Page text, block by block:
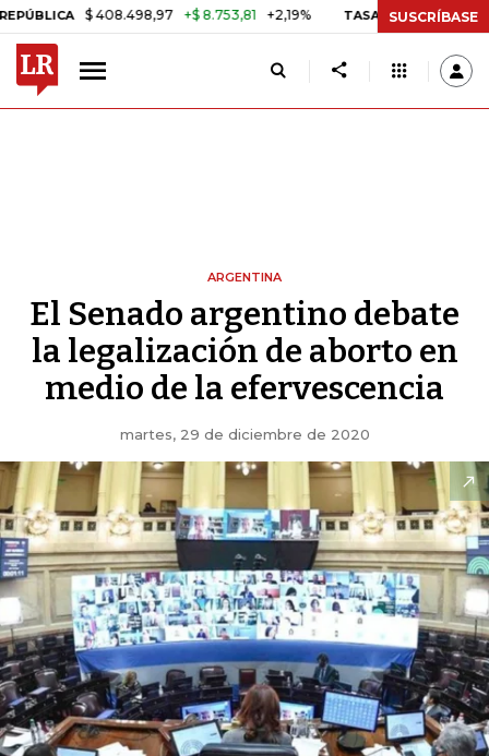
$ 408.498,97 +$ 8.753,81 +2,19% TASA DE USURA CRÉDITO
SUSCRÍBASE
ARGENTINA
El Senado argentino debate
la legalización de aborto en
medio de la efervescencia
martes, 29 de diciembre de 2020